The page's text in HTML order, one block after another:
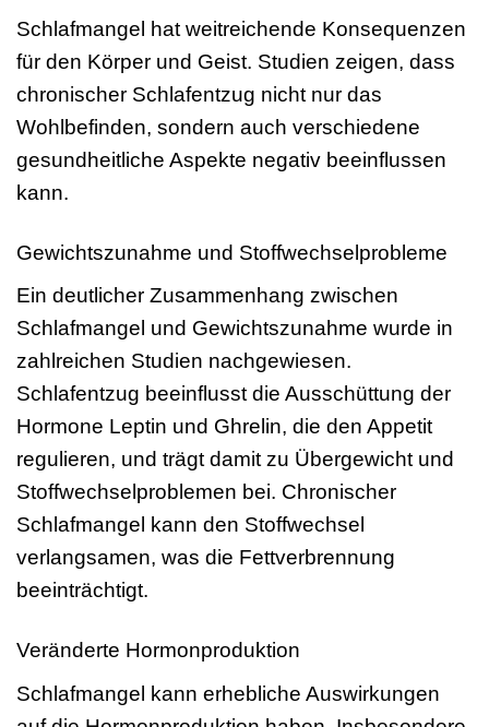
Schlafmangel hat weitreichende Konsequenzen
für den Körper und Geist. Studien zeigen, dass
chronischer Schlafentzug nicht nur das
Wohlbefinden, sondern auch verschiedene
gesundheitliche Aspekte negativ beeinflussen
kann.
Gewichtszunahme und Stoffwechselprobleme
Ein deutlicher Zusammenhang zwischen
Schlafmangel und Gewichtszunahme wurde in
zahlreichen Studien nachgewiesen.
Schlafentzug beeinflusst die Ausschüttung der
Hormone Leptin und Ghrelin, die den Appetit
regulieren, und trägt damit zu Übergewicht und
Stoffwechselproblemen bei. Chronischer
Schlafmangel kann den Stoffwechsel
verlangsamen, was die Fettverbrennung
beeinträchtigt.
Veränderte Hormonproduktion
Schlafmangel kann erhebliche Auswirkungen